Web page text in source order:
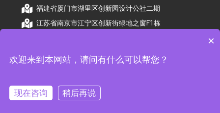
福建省厦门市湖里区创新园设计公社二期
江苏省南京市江宁区创新街绿地之窗F1栋
备案号：浙ICP备2026009174号
×
欢迎来到本网站，请问有什么可以帮您？
现在咨询 稍后再说